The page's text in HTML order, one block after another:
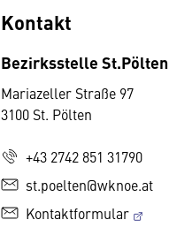
Kontakt
Bezirksstelle St.Pölten
Mariazeller Straße 97
3100 St. Pölten
+43 2742 851 31790
st.poelten@wknoe.at
Kontaktformular